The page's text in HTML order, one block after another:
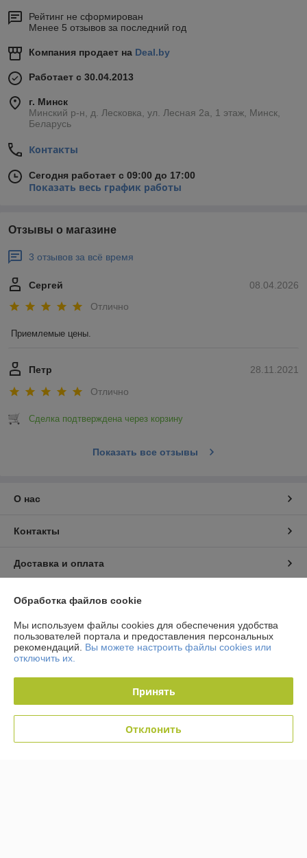
Рейтинг не сформирован
Менее 5 отзывов за последний год
Компания продает на Deal.by
Работает с 30.04.2013
г. Минск
Минский р-н, д. Лесковка, ул. Лесная 2а, 1 этаж, Минск,
Беларусь
Контакты
Сегодня работает с 09:00 до 17:00
Показать весь график работы
Отзывы о магазине
3 отзывов за всё время
08.04.2026
Сергей
Отлично
Приемлемые цены.
28.11.2021
Петр
Отлично
Сделка подтверждена через корзину
Показать все отзывы
О нас
Контакты
Доставка и оплата
График работы
Полная версия сайта
Политика обработки cookies
Сайт создан на платформе Deal.by
Обработка файлов cookie
Мы используем файлы cookies для обеспечения удобства
пользователей портала и предоставления персональных
рекомендаций. Вы можете настроить файлы cookies или
отключить их.
Принять
Отклонить